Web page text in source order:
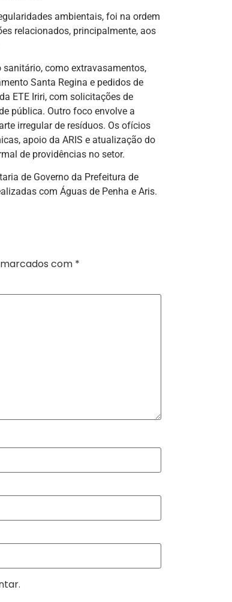
ambientais, foi na ordem
relacionados, principalmente, aos
como extravasamentos,
Santa Regina e pedidos de
ETE Iriri, com solicitações de
pública. Outro foco envolve a
irregular de resíduos. Os ofícios
apoio da ARIS e atualização do
de providências no setor.
de Governo da Prefeitura de
com Águas de Penha e Aris.
com *